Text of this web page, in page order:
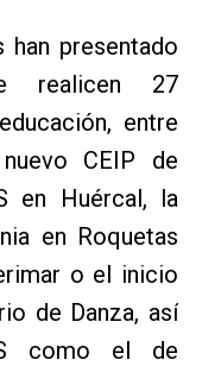
han presentado
realicen 27
entre
CEIP de
en Huércal, la
en Roquetas
o el inicio
de Danza, así
como el de